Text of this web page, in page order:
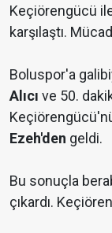
Keçiörengücü
karşılaştı.
Boluspor'a
Alıcı ve 50.
Ezeh'den geldi.
Bu sonuçla
çıkardı.